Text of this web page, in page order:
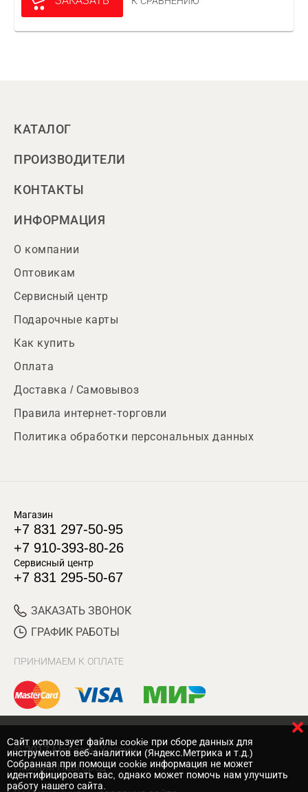
КАТАЛОГ
ПРОИЗВОДИТЕЛИ
КОНТАКТЫ
ИНФОРМАЦИЯ
О компании
Оптовикам
Сервисный центр
Подарочные карты
Как купить
Оплата
Доставка / Самовывоз
Правила интернет-торговли
Политика обработки персональных данных
Магазин
+7 831 297-50-95
+7 910-393-80-26
Сервисный центр
+7 831 295-50-67
ЗАКАЗАТЬ ЗВОНОК
ГРАФИК РАБОТЫ
ПРИНИМАЕМ К ОПЛАТЕ
© 2017 Магазин Хозяин
Нижний Новгород
Cайт использует файлы cookie при сборе данных для
инструментов веб-аналитики (Яндекс.Метрика и т.д.)
Собранная при помощи cookie информация не может
идентифицировать вас, однако может помочь нам улучшить
работу нашего сайта.